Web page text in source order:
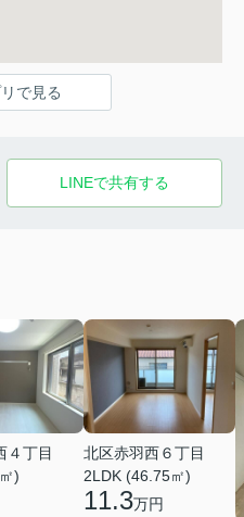
で見る
LINEで共有する
４丁目
)
北区赤羽西６丁目
2LDK (46.75㎡)
11.3万円